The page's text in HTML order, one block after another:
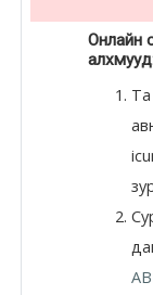
DocsОнлайн
Та